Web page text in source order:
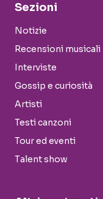
Sezioni
Notizie
Recensioni musicali
Interviste
Gossip e curiosità
Artisti
Testi canzoni
Tour ed eventi
Talent show